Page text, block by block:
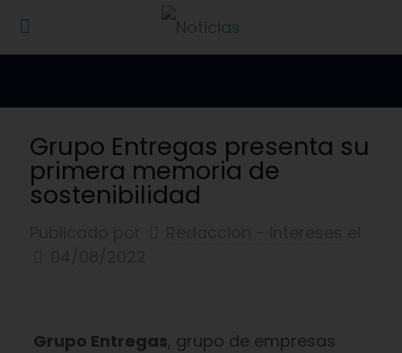
Grupo Entregas presenta su
primera memoria de
sostenibilidad
Grupo Entregas, grupo de empresas